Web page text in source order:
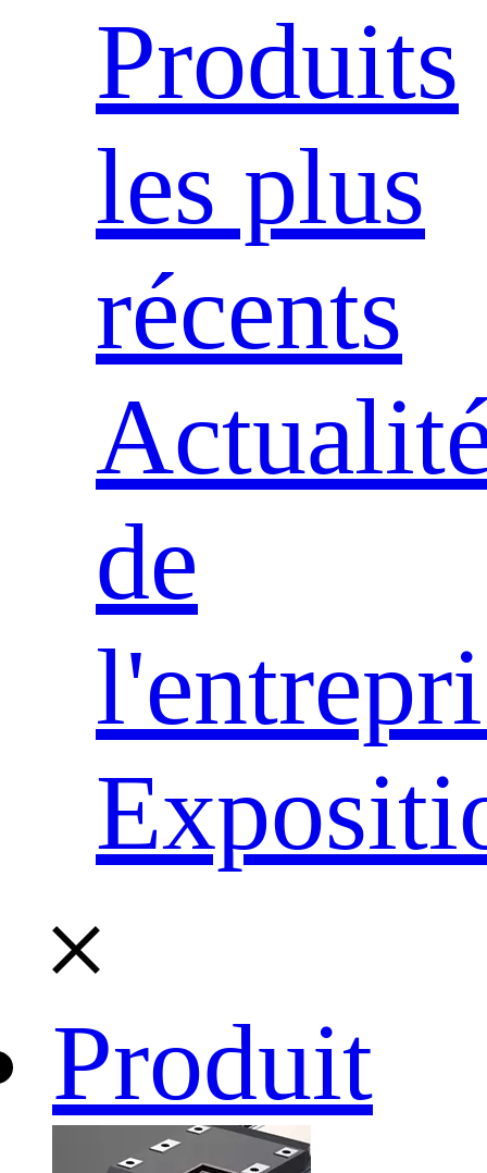
Produits
les plus
récents
de
Produit